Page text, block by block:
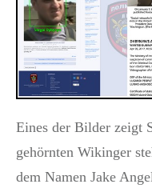
Eines der Bilder zeigt
gehörnten Wikinger
dem Namen Jake